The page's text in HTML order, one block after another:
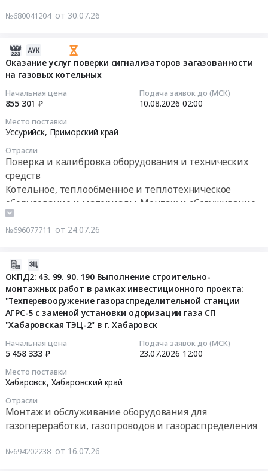
№680041204 от 30.07.26
Оказание услуг поверки сигнализаторов загазованности
на газовых котельных
Начальная цена
855 301 ₽
Подача заявок до (МСК)
10.08.2026 02:00
Место поставки
Уссурийск, Приморский край
Отрасли
Поверка и калибровка оборудования и технических
средств
Котельное, теплообменное и теплотехническое
оборудование и материалы. Монтаж и обслуживание
Монтаж и обслуживание оборудования для
газопереработки, газопроводов и газораспределения
монтаж и обслуживание
Проектирование, монтаж и обслуживание
сигнализации, пожароохранных, контрольно-
пропускных систем и оборудования
№696077711 от 24.07.26
ОКПД2: 43. 99. 90. 190 Выполнение строительно-
монтажных работ в рамках инвестиционного проекта:
"Техперевооружение газораспределительной станции
АГРС-5 с заменой установки одоризации газа СП
"Хабаровская ТЭЦ-2" в г. Хабаровск
Начальная цена
5 458 333 ₽
Подача заявок до (МСК)
23.07.2026 12:00
Место поставки
Хабаровск, Хабаровский край
Отрасли
Монтаж и обслуживание оборудования для
газопереработки, газопроводов и газораспределения
№694202238 от 16.07.26